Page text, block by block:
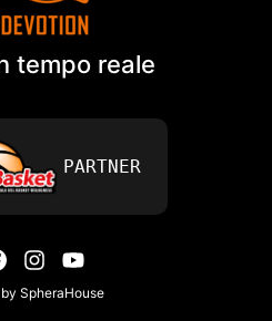
tempo reale
PARTNER
SpheraHouse